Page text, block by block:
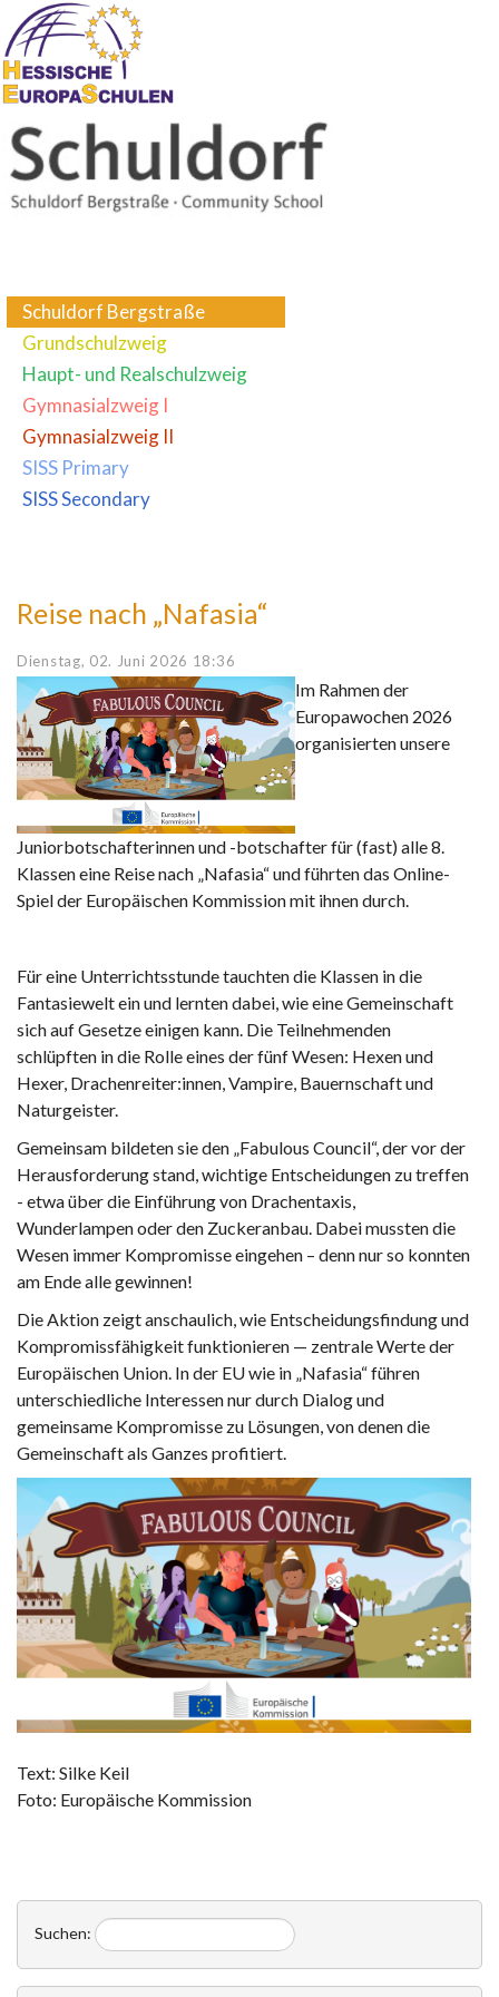
Schuldorf Bergstraße
Grundschulzweig
Haupt- und Realschulzweig
Gymnasialzweig I
Gymnasialzweig II
SISS Primary
SISS Secondary
Reise nach „Nafasia“
Dienstag, 02. Juni 2026 18:36
Im Rahmen der
Europawochen 2026
organisierten unsere
Juniorbotschafterinnen und -botschafter für (fast) alle 8.
Klassen eine Reise nach „Nafasia“ und führten das Online-
Spiel der Europäischen Kommission mit ihnen durch.
Für eine Unterrichtsstunde tauchten die Klassen in die
Fantasiewelt ein und lernten dabei, wie eine Gemeinschaft
sich auf Gesetze einigen kann. Die Teilnehmenden
schlüpften in die Rolle eines der fünf Wesen: Hexen und
Hexer, Drachenreiter:innen, Vampire, Bauernschaft und
Naturgeister.
Gemeinsam bildeten sie den „Fabulous Council“, der vor der
Herausforderung stand, wichtige Entscheidungen zu treffen
- etwa über die Einführung von Drachentaxis,
Wunderlampen oder den Zuckeranbau. Dabei mussten die
Wesen immer Kompromisse eingehen – denn nur so konnten
am Ende alle gewinnen!
Die Aktion zeigt anschaulich, wie Entscheidungsfindung und
Kompromissfähigkeit funktionieren — zentrale Werte der
Europäischen Union. In der EU wie in „Nafasia“ führen
unterschiedliche Interessen nur durch Dialog und
gemeinsame Kompromisse zu Lösungen, von denen die
Gemeinschaft als Ganzes profitiert.
Text: Silke Keil
Foto: Europäische Kommission
Suchen: